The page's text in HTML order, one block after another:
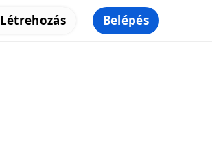
Létrehozás Belépés